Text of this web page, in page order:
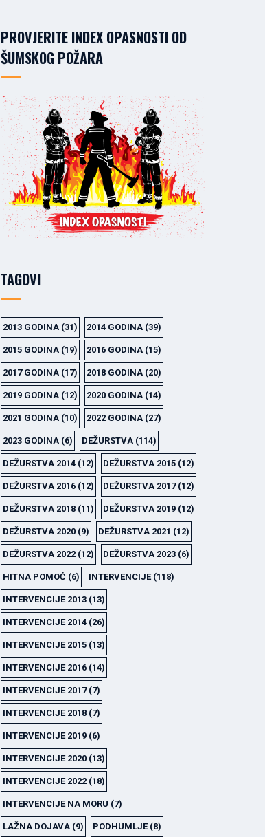
PROVJERITE INDEX OPASNOSTI OD
ŠUMSKOG POŽARA
TAGOVI
2013 GODINA(31) 2014 GODINA(39)
2015 GODINA(19) 2016 GODINA(15)
2017 GODINA(17) 2018 GODINA(20)
2019 GODINA(12) 2020 GODINA(14)
2021 GODINA(10) 2022 GODINA(27)
2023 GODINA(6) DEŽURSTVA(114)
DEŽURSTVA 2014(12) DEŽURSTVA 2015(12)
DEŽURSTVA 2016(12) DEŽURSTVA 2017(12)
DEŽURSTVA 2018(11) DEŽURSTVA 2019(12)
DEŽURSTVA 2020(9) DEŽURSTVA 2021 (12)
DEŽURSTVA 2022(12) DEŽURSTVA 2023(6)
HITNA POMOĆ (6) INTERVENCIJE(118)
INTERVENCIJE 2013(13)
INTERVENCIJE 2014(26)
INTERVENCIJE 2015(13)
INTERVENCIJE 2016(14)
INTERVENCIJE 2017(7)
INTERVENCIJE 2018(7)
INTERVENCIJE 2019(6)
INTERVENCIJE 2020(13)
INTERVENCIJE 2022(18)
INTERVENCIJE NA MORU (7)
LAŽNA DOJAVA(9) PODHUMLJE(8)